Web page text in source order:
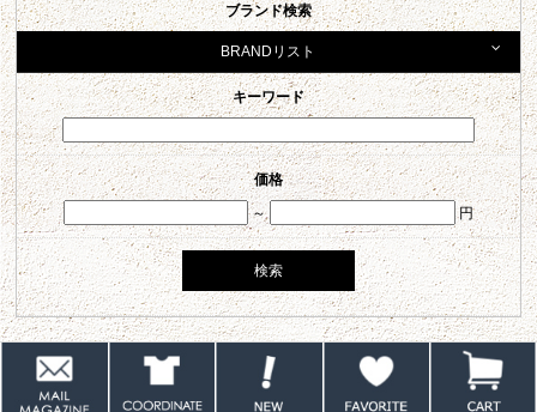
ブランド検索
BRANDリスト
キーワード
価格
～
円